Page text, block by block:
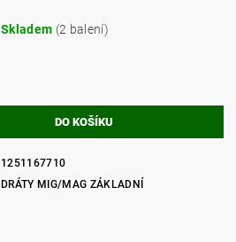
Skladem (2 balení)
1251167710
DRÁTY MIG/MAG ZÁKLADNÍ